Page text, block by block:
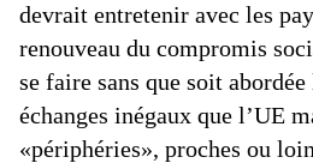
devrait entretenir avec les
renouveau du compromis
se faire sans que soit
échanges inégaux que l’UE
«périphéries», proches ou